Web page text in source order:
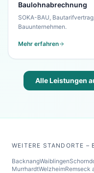
Baulohnabrechnung
SOKA-BAU,
Bauunternehmen.
Mehr erfahren
Alle Leistungen
WEITERE STANDORTE –
BacknangWaiblingen
MurrhardtWelzheimRemseck